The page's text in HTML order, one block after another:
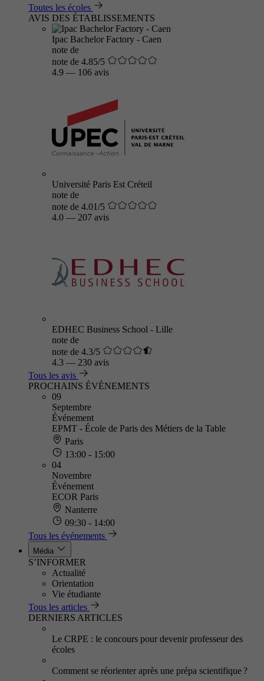
Toutes les écoles
AVIS DES ÉTABLISSEMENTS
Ipac Bachelor Factory - Caen
note de
note de 4.85/5
4.9 — 106 avis
Université Paris Est Créteil
note de
note de 4.01/5
4.0 — 207 avis
EDHEC Business School - Lille
note de
note de 4.3/5
4.3 — 230 avis
Tous les avis
PROCHAINS ÉVÈNEMENTS
09
Septembre
Événement
EPMT - École de Paris des Métiers de la Table
Paris
13:00 - 15:00
04
Novembre
Événement
ECOR Paris
Nanterre
09:30 - 14:00
Tous les événements
Média
S’INFORMER
Actualité
Orientation
Vie étudiante
Tous les articles
DERNIERS ARTICLES
Le CRPE : le concours pour devenir professeur des
écoles
Comment se réorienter après une prépa scientifique ?